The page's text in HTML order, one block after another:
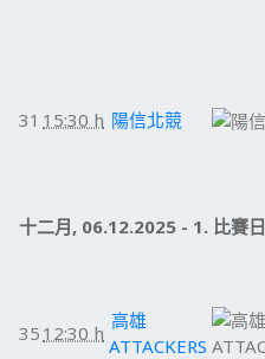
31 15:30 h 陽信北競
十二月, 06.12.2025 - 1. 比賽日
35 12:30 h
高雄
ATTACKERS